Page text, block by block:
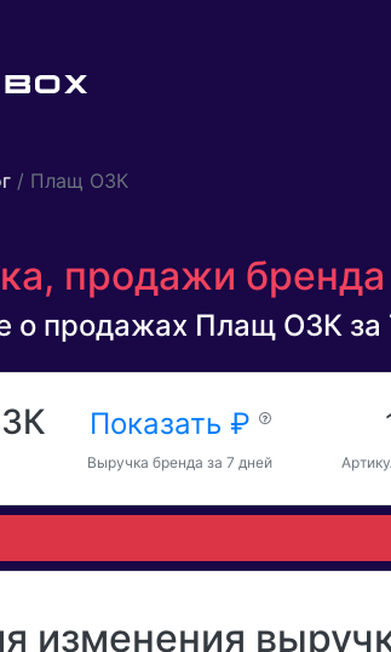
/ Плащ ОЗК
продажи
о продажах Плащ ОЗК за
Показать ₽
Выручка бренда за 7 дней
изменения